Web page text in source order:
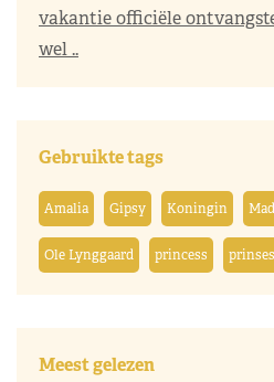
vakantie officiële
wel ..
Gebruikte tags
Amalia Gipsy Koningin
Ole Lynggaard princess prinses
Meest gelezen